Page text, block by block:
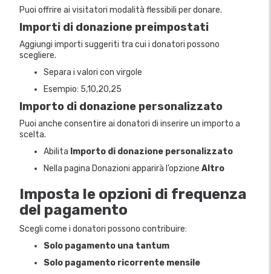
Puoi offrire ai visitatori modalità flessibili per donare.
Importi di donazione preimpostati
Aggiungi importi suggeriti tra cui i donatori possono
scegliere.
Separa i valori con virgole
Esempio: 5,10,20,25
Importo di donazione personalizzato
Puoi anche consentire ai donatori di inserire un importo a
scelta.
Abilita Importo di donazione personalizzato
Nella pagina Donazioni apparirà l’opzione Altro
Imposta le opzioni di frequenza
del pagamento
Scegli come i donatori possono contribuire:
Solo pagamento una tantum
Solo pagamento ricorrente mensile